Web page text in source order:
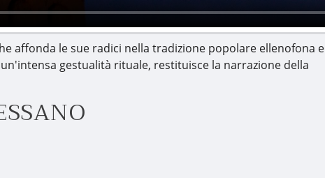
affonda le sue radici nella tradizione popolare ellenofona e
gestualità rituale, restituisce la narrazione della